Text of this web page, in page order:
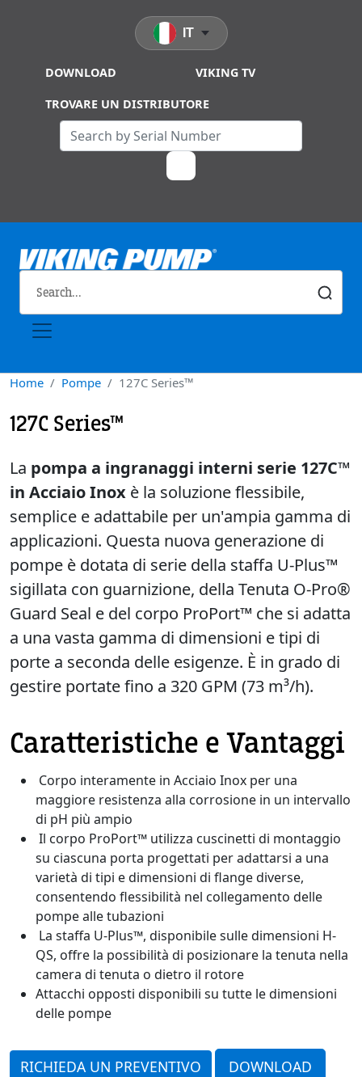
DOWNLOAD VIKING TV
TROVARE UN DISTRIBUTORE
IT
Home Pompe 127C Series™
127C Series™
La pompa a ingranaggi interni serie 127C™
in Acciaio Inox è la soluzione flessibile,
semplice e adattabile per un'ampia gamma di
applicazioni. Questa nuova generazione di
pompe è dotata di serie della staffa U-Plus™
sigillata con guarnizione, della Tenuta O-Pro®
Guard Seal e del corpo ProPort™ che si adatta
a una vasta gamma di dimensioni e tipi di
porte a seconda delle esigenze. È in grado di
gestire portate fino a 320 GPM (73 m³/h).
Caratteristiche e Vantaggi
Corpo interamente in Acciaio Inox per una
maggiore resistenza alla corrosione in un intervallo
di pH più ampio
Il corpo ProPort™ utilizza cuscinetti di montaggio
su ciascuna porta progettati per adattarsi a una
varietà di tipi e dimensioni di flange diverse,
consentendo flessibilità nel collegamento delle
pompe alle tubazioni
La staffa U-Plus™, disponibile sulle dimensioni H-
QS, offre la possibilità di posizionare la tenuta nella
camera di tenuta o dietro il rotore
Attacchi opposti disponibili su tutte le dimensioni
delle pompe
RICHIEDA UN PREVENTIVO DOWNLOAD